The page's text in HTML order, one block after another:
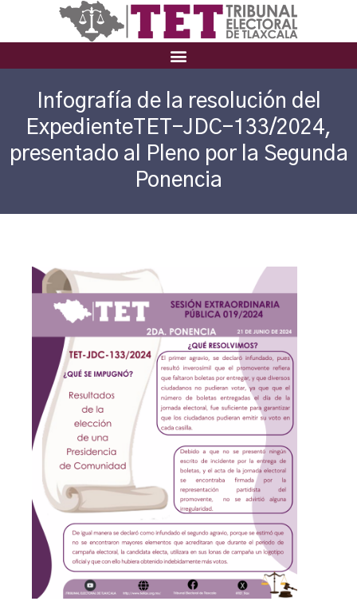
Infografía de la resolución del
ExpedienteTET-JDC-133/2024,
presentado al Pleno por la Segunda
Ponencia